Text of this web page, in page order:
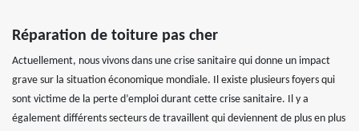
Réparation de toiture pas cher
Actuellement, nous vivons dans une crise sanitaire qui donne un impact
grave sur la situation économique mondiale. Il existe plusieurs foyers qui
sont victime de la perte d’emploi durant cette crise sanitaire. Il y a
également différents secteurs de travaillent qui deviennent de plus en plus